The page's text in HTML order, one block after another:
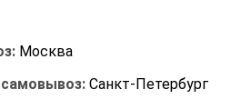
Москва
Санкт-Петербург